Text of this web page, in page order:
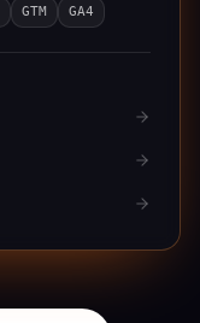
GTM GA4